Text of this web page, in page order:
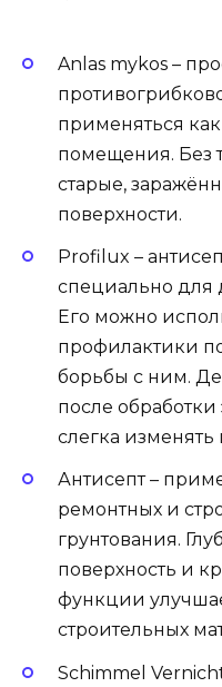
Anlas mykos –
применяться
помещения. Без
старые,
поверхности.
Profilux –
специально для
Его можно
профилактики
борьбы с ним.
после
слегка изменять
Антисепт –
ремонтных и
грунтования.
поверхность и
функции
строительных
Schimmel